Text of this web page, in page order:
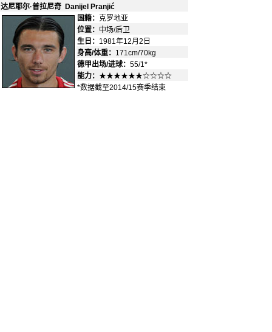
达尼耶尔·普拉尼奇 Danijel Pranjić
国籍： 克罗地亚
位置： 中场/后卫
生日： 1981年12月2日
身高/体重： 171cm/70kg
德甲出场/进球： 55/1*
能力： ★★★★★★☆☆☆☆
*数据截至2014/15赛季结束